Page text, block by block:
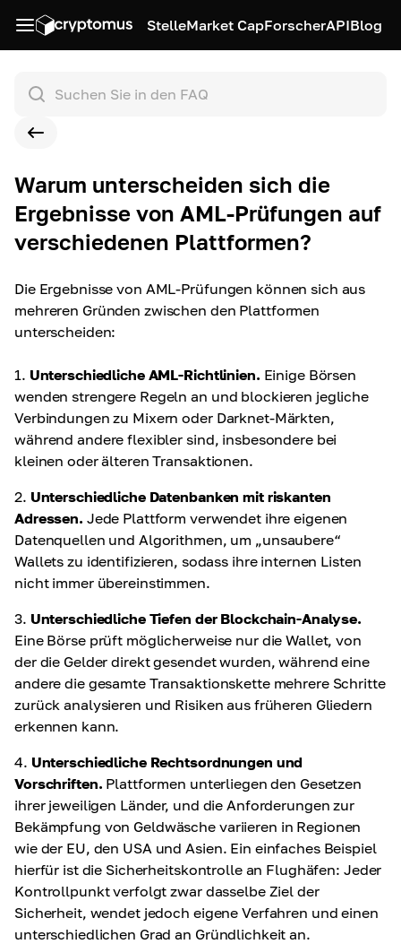
StelleMarket CapForscherAPIBlog
Warum unterscheiden sich die
Ergebnisse von AML-Prüfungen auf
verschiedenen Plattformen?
Die Ergebnisse von AML-Prüfungen können sich aus
mehreren Gründen zwischen den Plattformen
unterscheiden:
1. Unterschiedliche AML-Richtlinien. Einige Börsen
wenden strengere Regeln an und blockieren jegliche
Verbindungen zu Mixern oder Darknet-Märkten,
während andere flexibler sind, insbesondere bei
kleinen oder älteren Transaktionen.
2. Unterschiedliche Datenbanken mit riskanten
Adressen. Jede Plattform verwendet ihre eigenen
Datenquellen und Algorithmen, um „unsaubere“
Wallets zu identifizieren, sodass ihre internen Listen
nicht immer übereinstimmen.
3. Unterschiedliche Tiefen der Blockchain-Analyse.
Eine Börse prüft möglicherweise nur die Wallet, von
der die Gelder direkt gesendet wurden, während eine
andere die gesamte Transaktionskette mehrere Schritte
zurück analysieren und Risiken aus früheren Gliedern
erkennen kann.
4. Unterschiedliche Rechtsordnungen und
Vorschriften. Plattformen unterliegen den Gesetzen
ihrer jeweiligen Länder, und die Anforderungen zur
Bekämpfung von Geldwäsche variieren in Regionen
wie der EU, den USA und Asien. Ein einfaches Beispiel
hierfür ist die Sicherheitskontrolle an Flughäfen: Jeder
Kontrollpunkt verfolgt zwar dasselbe Ziel der
Sicherheit, wendet jedoch eigene Verfahren und einen
unterschiedlichen Grad an Gründlichkeit an.